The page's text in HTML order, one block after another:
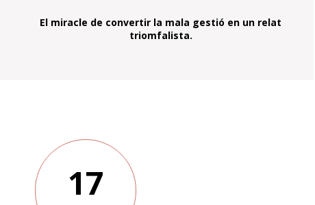
El miracle de convertir la mala gestió en un relat
triomfalista.
17